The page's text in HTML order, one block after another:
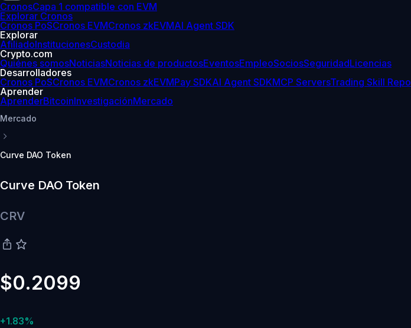
CronosCapa 1 compatible con EVM
Explorar Cronos
Cronos PoSCronos EVMCronos zkEVMAI Agent SDK
Explorar
AfiliadoInstitucionesCustodia
Crypto.com
Quiénes somosNoticiasNoticias de productosEventosEmpleoSociosSeguridadLicencias
Desarrolladores
Cronos PoSCronos EVMCronos zkEVMPay SDKAI Agent SDKMCP ServersTrading Skill Repo
Aprender
AprenderBitcoinInvestigaciónMercado
Mercado
Curve DAO Token
Curve DAO Token
CRV
$0.2099
+1.83%